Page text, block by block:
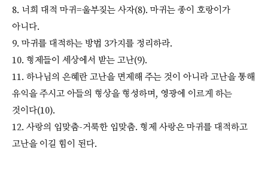
8. 너희 대적 마귀=울부짖는 사자(8). 마귀는 종이 호랑이가
아니다.
9. 마귀를 대적하는 방법 3가지를 정리하라.
10. 형제들이 세상에서 받는 고난(9).
11. 하나님의 은혜란 고난을 면제해 주는 것이 아니라 고난을 통해
유익을 주시고 아들의 형상을 형성하며, 영광에 이르게 하는
것이다(10).
12. 사랑의 입맞춤-거룩한 입맞춤. 형제 사랑은 마귀를 대적하고
고난을 이길 힘이 된다.